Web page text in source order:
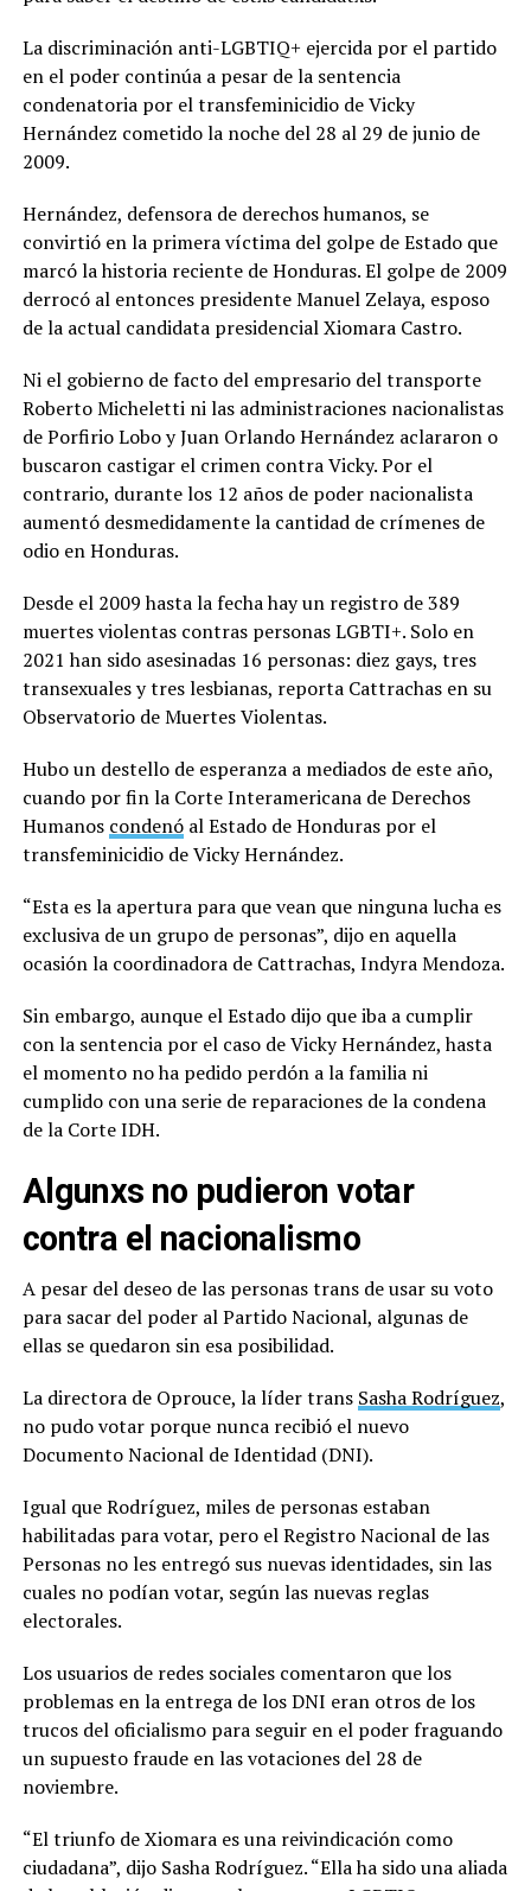
La discriminación anti-LGBTIQ+ ejercida por el partido
en el poder continúa a pesar de la sentencia
condenatoria por el transfeminicidio de Vicky
Hernández cometido la noche del 28 al 29 de junio de
2009.
Hernández, defensora de derechos humanos, se
convirtió en la primera víctima del golpe de Estado que
marcó la historia reciente de Honduras. El golpe de 2009
derrocó al entonces presidente Manuel Zelaya, esposo
de la actual candidata presidencial Xiomara Castro.
Ni el gobierno de facto del empresario del transporte
Roberto Micheletti ni las administraciones nacionalistas
de Porfirio Lobo y Juan Orlando Hernández aclararon o
buscaron castigar el crimen contra Vicky. Por el
contrario, durante los 12 años de poder nacionalista
aumentó desmedidamente la cantidad de crímenes de
odio en Honduras.
Desde el 2009 hasta la fecha hay un registro de 389
muertes violentas contras personas LGBTI+. Solo en
2021 han sido asesinadas 16 personas: diez gays, tres
transexuales y tres lesbianas, reporta Cattrachas en su
Observatorio de Muertes Violentas.
Hubo un destello de esperanza a mediados de este año,
cuando por fin la Corte Interamericana de Derechos
Humanos condenóal Estado de Honduras por el
transfeminicidio de Vicky Hernández.
“Esta es la apertura para que vean que ninguna lucha es
exclusiva de un grupo de personas”, dijo en aquella
ocasión la coordinadora de Cattrachas, Indyra Mendoza.
Sin embargo, aunque el Estado dijo que iba a cumplir
con la sentencia por el caso de Vicky Hernández, hasta
el momento no ha pedido perdón a la familia ni
cumplido con una serie de reparaciones de la condena
de la Corte IDH.
Algunxs no pudieron votar
contra el nacionalismo
A pesar del deseo de las personas trans de usar su voto
para sacar del poder al Partido Nacional, algunas de
ellas se quedaron sin esa posibilidad.
La directora de Oprouce, la líder trans Sasha Rodríguez,
no pudo votar porque nunca recibió el nuevo
Documento Nacional de Identidad (DNI).
Igual que Rodríguez, miles de personas estaban
habilitadas para votar, pero el Registro Nacional de las
Personas no les entregó sus nuevas identidades, sin las
cuales no podían votar, según las nuevas reglas
electorales.
Los usuarios de redes sociales comentaron que los
problemas en la entrega de los DNI eran otros de los
trucos del oficialismo para seguir en el poder fraguando
un supuesto fraude en las votaciones del 28 de
noviembre.
“El triunfo de Xiomara es una reivindicación como
ciudadana”, dijo Sasha Rodríguez. “Ella ha sido una aliada